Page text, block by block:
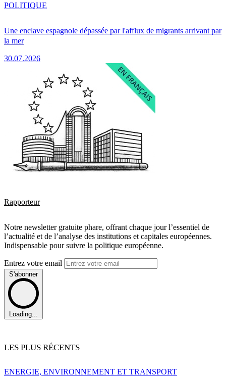
Une enclave espagnole dépassée par l'afflux de migrants arrivant par
la mer
30.07.2026
POLITIQUE
Rapporteur
Notre newsletter gratuite phare, offrant chaque jour l’essentiel de
l’actualité et de l’analyse des institutions et capitales européennes.
Indispensable pour suivre la politique européenne.
Entrez votre email
S'abonner
Loading...
LES PLUS RÉCENTS
ENERGIE, ENVIRONNEMENT ET TRANSPORT